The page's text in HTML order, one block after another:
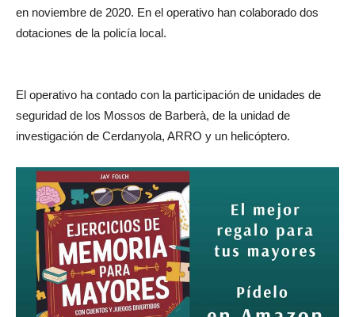
en noviembre de 2020. En el operativo han colaborado dos
dotaciones de la policía local.
El operativo ha contado con la participación de unidades de
seguridad de los Mossos de Barberà, de la unidad de
investigación de Cerdanyola, ARRO y un helicóptero.